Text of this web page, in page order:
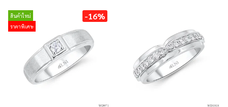
สินค้าใหม่
ราคาพิเศษ
-16%